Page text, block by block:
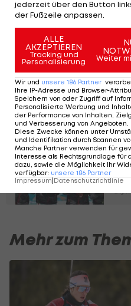
(4/+2:57,1). Unmittelbar
Gandler (3/+2:58,7).
12
Mehr zum
jederzeit über den Button
der Fußzeile anpassen.
ALLE
AKZEPTIEREN
Tracking und
Personalisierung
Weiter
Wir und unsere 186 Partner
Ihre IP-Adresse und Browser-
Speichern von oder Zugriff auf
Personalisierte Werbung und
der Performance von Inhalten,
und Verbesserung von Angeboten
Diese Zwecke können unter
und Identifikation durch Scannen
Manche Partner verwenden für
Interesse als Rechtsgrundlage für
dazu, sowie die Möglichkeit Ihr
verfügbar: unsere 186 Partner
Impressum|Datenschutzrichtlinie